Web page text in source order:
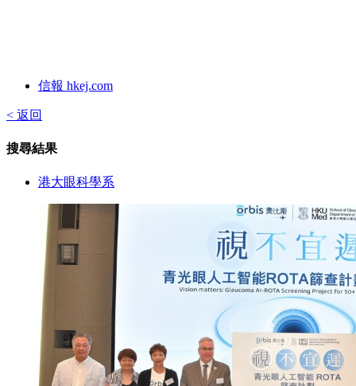
信報 hkej.com
< 返回
搜尋結果
港大眼科學系